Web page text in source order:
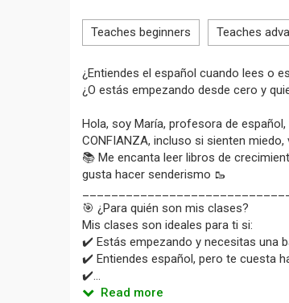
Teaches beginners Teaches
¿Entiendes el español cuando lees o
¿O estás empezando desde cero y
Hola, soy María, profesora de
CONFIANZA, incluso si sienten
📚 Me encanta leer libros de
gusta hacer senderismo 🥾
🎯 ¿Para quién son mis clases?
Mis clases son ideales para ti si:
✔️ Estás empezando y necesitas una
✔️ Entiendes español, pero te cuesta
✔️...
Read more